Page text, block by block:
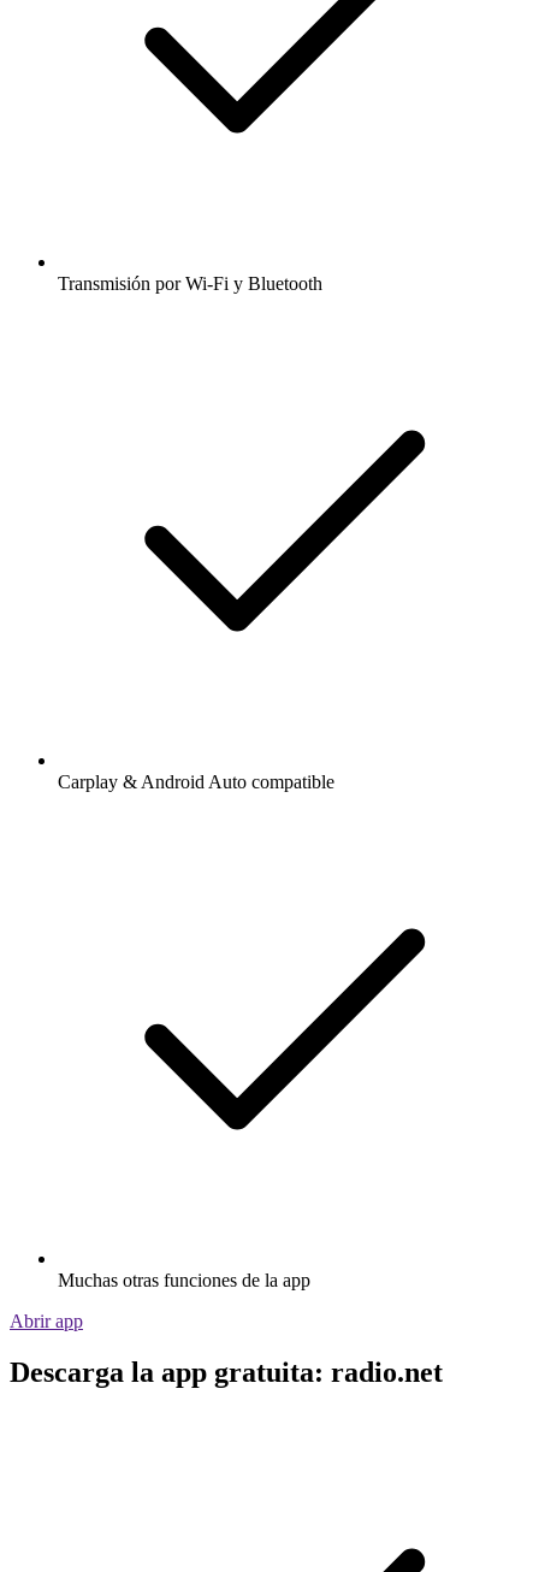
Transmisión por Wi-Fi y Bluetooth
Carplay & Android Auto compatible
Muchas otras funciones de la app
Abrir app
Descarga la app gratuita: radio.net